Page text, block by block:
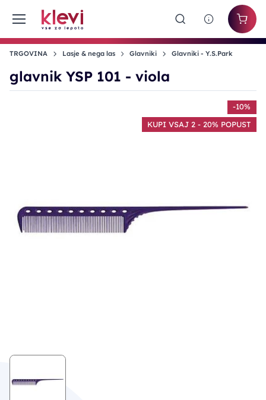
TRGOVINA Lasje & nega las Glavniki Glavniki - Y.S.Park
glavnik YSP 101 - viola
-10%
KUPI VSAJ 2 - 20% POPUST